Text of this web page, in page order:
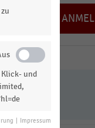
Klick- und
Impressum